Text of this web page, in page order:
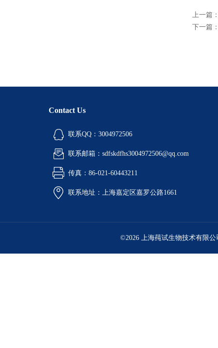
上一篇
下一篇
Contact Us
联系QQ：3004972506
联系邮箱：sdfskdfhs3004972506@qq.com
传真：86-021-60443211
联系地址：上海嘉定区嘉罗公路1661
©2026 上海莼试生物技术有限